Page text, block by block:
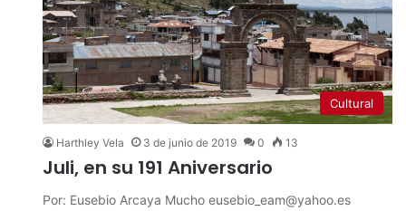
Cultural
Harthley Vela 3 de junio de 2019 0 13
Juli, en su 191 Aniversario
Por: Eusebio Arcaya Mucho eusebio_eam@yahoo.es